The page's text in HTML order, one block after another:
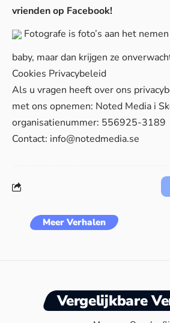
vrienden op Facebook!
Fotografe is foto’s aan het
baby, maar dan krijgen ze
Cookies Privacybeleid
Als u vragen heeft over ons
met ons opnemen: Noted Media i
organisatienummer: 556925-3189
Contact: info@notedmedia.se
Meer Verhalen
Vergelijkbare